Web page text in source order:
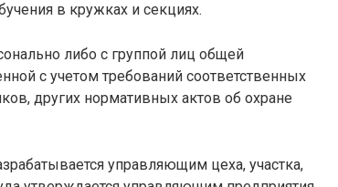
в кружках и секциях.
либо с группой лиц общей
с учетом требований соответственных
других нормативных актов об охране
управляющим цеха, участка,